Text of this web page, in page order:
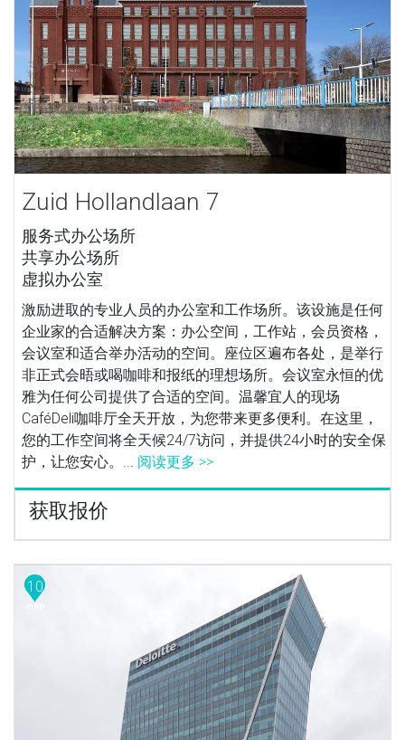
Zuid Hollandlaan 7
服务式办公场所
共享办公场所
虚拟办公室
激励进取的专业人员的办公室和工作场所。该设施是任何
企业家的合适解决方案：办公空间，工作站，会员资格，
会议室和适合举办活动的空间。座位区遍布各处，是举行
非正式会晤或喝咖啡和报纸的理想场所。会议室永恒的优
雅为任何公司提供了合适的空间。温馨宜人的现场
CaféDeli咖啡厅全天开放，为您带来更多便利。在这里，
您的工作空间将全天候24/7访问，并提供24小时的安全保
护，让您安心。... 阅读更多 >>
获取报价
10